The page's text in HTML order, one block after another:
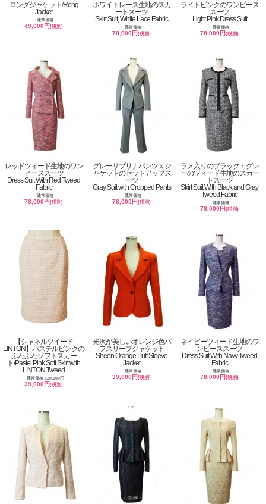
ロングジャケット/Rong
Jacket
通常価格
49,000円(税別)
ホワイトレース生地のスカ
ートスーツ
Skirt Suit, White Lace Fabric
通常価格
78,000円(税別)
ライトピンクのワンピース
スーツ
Light Pink Dress Suit
通常価格
78,000円(税別)
レッドツィード生地のワン
ピーススーツ
Dress Suit With Red Tweed
Fabric
通常価格
78,000円(税別)
グレーサブリナパンツｘジ
ャケットのセットアップス
ーツ
Gray Suit with Cropped Pants
通常価格
78,000円(税別)
ラメ入りのブラック・グレ
ーのツィード生地のスカー
トスーツ
Skirt Suit With Black and Gray
Tweed Fabric
通常価格
78,000円(税別)
【シャネルツイード
LINTON】パステルピンクの
ふわふわソフトスカー
ト/Pastel Pink Soft Skirt with
LINTON Tweed
通常価格 120,000円
39,000円(税別)
光沢が美しいオレンジ色パ
フスリーブジャケット
Sheen Orange Puff Sleeve
Jacket
通常価格
39,000円(税別)
ネイビーツィード生地のワ
ンピーススーツ
Dress Suit With Navy Tweed
Fabric
通常価格
78,000円(税別)